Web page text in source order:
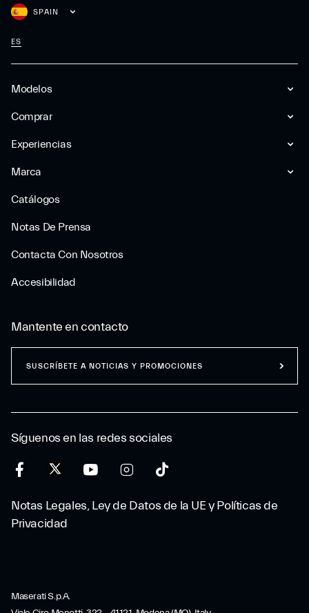
Modelos
Comprar
Experiencias
Marca
Catálogos
Notas De Prensa
Contacta Con Nosotros
Accesibilidad
SPAIN
ES
Síguenos en las redes sociales
Notas Legales, Ley de Datos de la UE y Políticas de
Privacidad
Mantente en contacto
SUSCRÍBETE A NOTICIAS Y PROMOCIONES
Maserati S.p.A.